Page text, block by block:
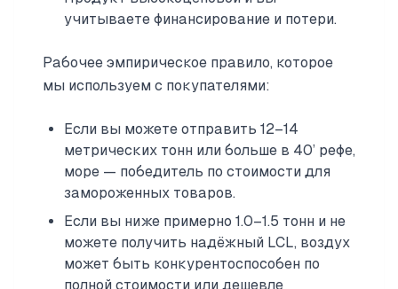
учитываете финансирование и потери.
Рабочее эмпирическое правило, которое
мы используем с покупателями:
Если вы можете отправить 12–14
метрических тонн или больше в 40’ рефе,
море — победитель по стоимости для
замороженных товаров.
Если вы ниже примерно 1.0–1.5 тонн и не
можете получить надёжный LCL, воздух
может быть конкурентоспособен по
полной стоимости или дешевле